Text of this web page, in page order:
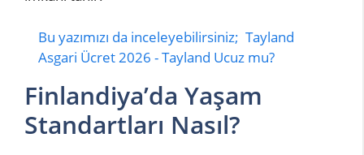
Bu yazımızı da inceleyebilirsiniz; Tayland
Asgari Ücret 2026 - Tayland Ucuz mu?
Finlandiya’da Yaşam
Standartları Nasıl?